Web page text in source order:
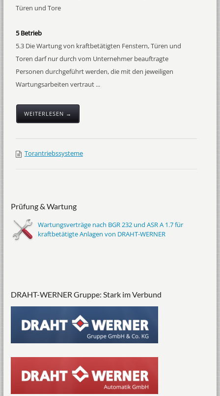
Türen und Tore
5 Betrieb
5.3 Die Wartung von kraftbetätigten Fenstern, Türen und
Toren darf nur durch vom Unternehmer beauftragte
Personen durchgeführt werden, die mit den jeweiligen
Wartungsarbeiten vertraut ...
WEITERLESEN →
Torantriebssysteme
Prüfung & Wartung
Wartungsverträge nach BGR 232 und ASR A 1.7 für
kraftbetätigte Anlagen von DRAHT-WERNER
DRAHT-WERNER Gruppe: Stark im Verbund